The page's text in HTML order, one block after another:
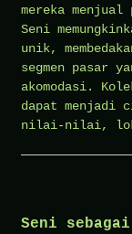
mereka
Seni
unik,
segmen pasar
akomodasi.
dapat menjadi
nilai-nilai,
Seni sebagai